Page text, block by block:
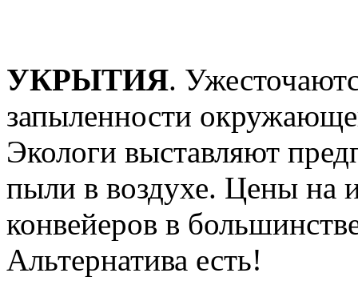
УКРЫТИЯ.
запыленности
Экологи выставляют
пыли в воздухе. Цены на
конвейеров в
Альтернатива есть!